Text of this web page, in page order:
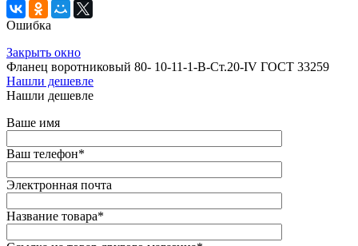
Ошибка
Закрыть окно
Фланец воротниковый 80- 10-11-1-В-Ст.20-IV ГОСТ 33259
Нашли дешевле
Нашли дешевле
Ваше имя
Ваш телефон*
Электронная почта
Название товара*